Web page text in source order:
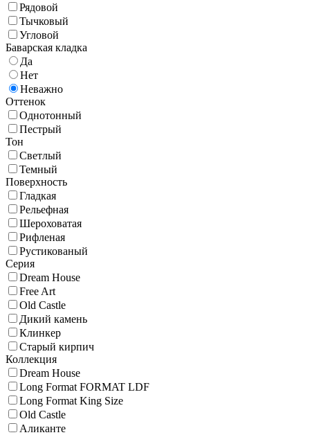
Рядовой
Тычковый
Угловой
Баварская кладка
Да
Нет
Неважно
Оттенок
Однотонный
Пестрый
Тон
Светлый
Темный
Поверхность
Гладкая
Рельефная
Шероховатая
Рифленая
Рустикованый
Серия
Dream House
Free Art
Old Castle
Дикий камень
Клинкер
Старый кирпич
Коллекция
Dream House
Long Format FORMAT LDF
Long Format King Size
Old Castle
Аликанте